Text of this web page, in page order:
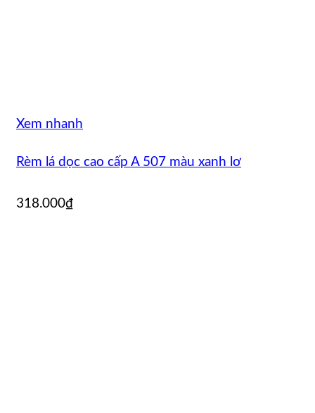
Xem nhanh
Rèm lá dọc cao cấp A 507 màu xanh lơ
318.000₫